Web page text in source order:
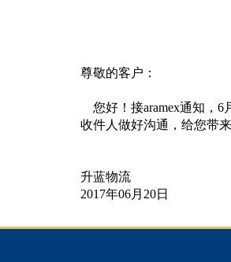
尊敬的客户：
您好！接aramex通知，6
收件人做好沟通，给您带
升蓝物流
2017年06月20日